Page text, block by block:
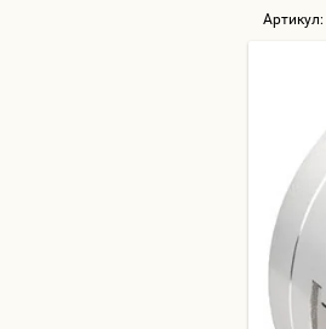
Артикул: